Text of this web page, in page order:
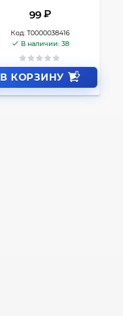
99 ₽
Код: Т0000038416
В наличии: 38
В КОРЗИНУ